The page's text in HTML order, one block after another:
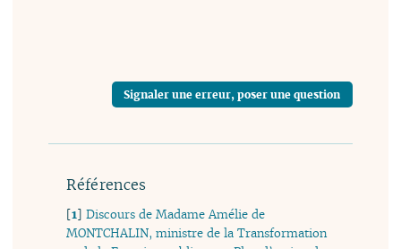
Signaler une erreur, poser une question
Références
[1]Discours de Madame Amélie de
MONTCHALIN, ministre de la Transformation